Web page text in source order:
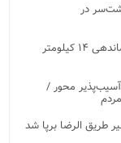
بخش دشت‌سر در
چالوس آماده جهشی تازه در مسیر توسعه/ از ساماندهی ۱۴ کیلومتر
محور /